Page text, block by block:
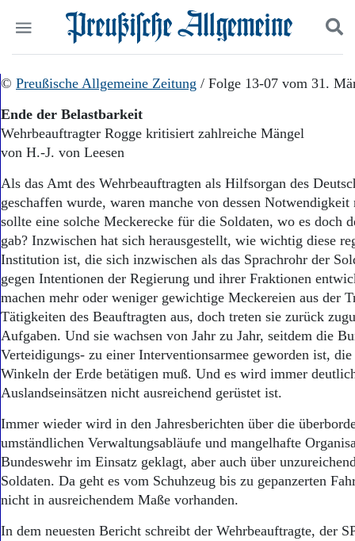
Start
Wer wir sind
Aktuelle Ausgabe
Abonnenten-Login
Abonnent werden
Archiv
Mediadaten
Politik
Panorama
Geschichte
Ostpreußen
Pommern
Berlin-Brandenburg
Schlesien
Danzig und Westpreußen
Bücher
Kontakt
Impressum
Datenschutz
Suchen und finden
© Preußische Allgemeine Zeitung / Folge 13-07 vom 31.
Ende der Belastbarkeit
Wehrbeauftragter Rogge kritisiert zahlreiche Mängel
von H.-J. von Leesen
Als das Amt des Wehrbeauftragten als Hilfsorgan des
geschaffen wurde, waren manche von dessen
sollte eine solche Meckerecke für die Soldaten, wo es doch
gab? Inzwischen hat sich herausgestellt, wie wichtig diese
Institution ist, die sich inzwischen als das Sprachrohr der
gegen Intentionen der Regierung und ihrer Fraktionen
machen mehr oder weniger gewichtige Meckereien aus der
Tätigkeiten des Beauftragten aus, doch treten sie zurück
Aufgaben. Und sie wachsen von Jahr zu Jahr, seitdem die
Verteidigungs- zu einer Interventionsarmee geworden ist,
Winkeln der Erde betätigen muß. Und es wird immer
Auslandseinsätzen nicht ausreichend gerüstet ist.
Immer wieder wird in den Jahresberichten über die
umständlichen Verwaltungsabläufe und mangelhafte
Bundeswehr im Einsatz geklagt, aber auch über
Soldaten. Da geht es vom Schuhzeug bis zu gepanzerten
nicht in ausreichendem Maße vorhanden.
In dem neuesten Bericht schreibt der Wehrbeauftragte, der